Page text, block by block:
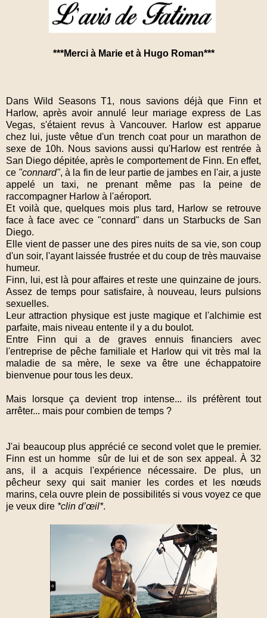
***Merci à Marie et à Hugo Roman***
Dans Wild Seasons T1, nous savions déjà que Finn et
Harlow, après avoir annulé leur mariage express de Las
Vegas, s'étaient revus à Vancouver. Harlow est apparue
chez lui, juste vêtue d'un trench coat pour un marathon de
sexe de 10h. Nous savions aussi qu'Harlow est rentrée à
San Diego dépitée, après le comportement de Finn. En effet,
ce "connard", à la fin de leur partie de jambes en l'air, a juste
appelé un taxi, ne prenant même pas la peine de
raccompagner Harlow à l'aéroport.
Et voilà que, quelques mois plus tard, Harlow se retrouve
face à face avec ce "connard" dans un Starbucks de San
Diego.
Elle vient de passer une des pires nuits de sa vie, son coup
d'un soir, l'ayant laissée frustrée et du coup de très mauvaise
humeur.
Finn, lui, est là pour affaires et reste une quinzaine de jours.
Assez de temps pour satisfaire, à nouveau, leurs pulsions
sexuelles.
Leur attraction physique est juste magique et l'alchimie est
parfaite, mais niveau entente il y a du boulot.
Entre Finn qui a de graves ennuis financiers avec
l'entreprise de pêche familiale et Harlow qui vit très mal la
maladie de sa mère, le sexe va être une échappatoire
bienvenue pour tous les deux.
Mais lorsque ça devient trop intense... ils préfèrent tout
arrêter... mais pour combien de temps ?
J'ai beaucoup plus apprécié ce second volet que le premier.
Finn est un homme sûr de lui et de son sex appeal. À 32
ans, il a acquis l'expérience nécessaire. De plus, un
pêcheur sexy qui sait manier les cordes et les nœuds
marins, cela ouvre plein de possibilités si vous voyez ce que
je veux dire *clin d’œil*.